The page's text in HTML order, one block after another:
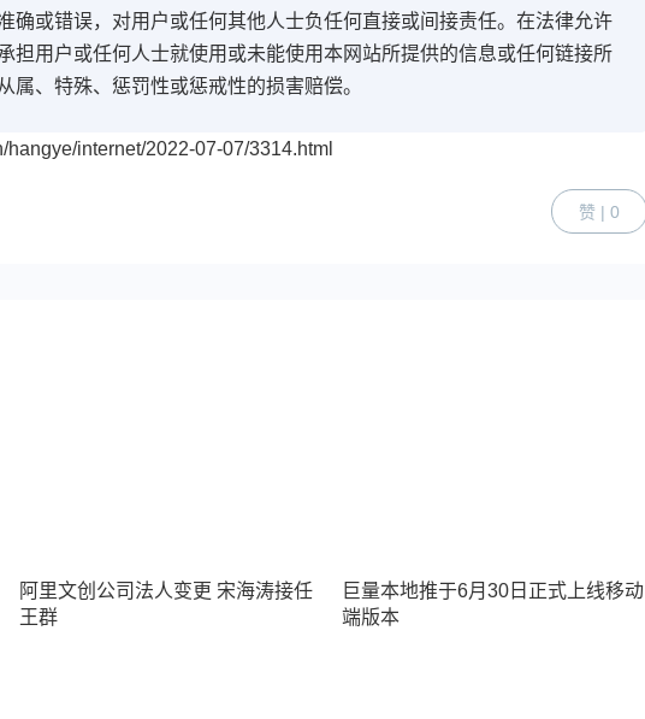
确或错误，对用户或任何其他人士负任何直接或间接责任。在法律允许
担用户或任何人士就使用或未能使用本网站所提供的信息或任何链接所
属、特殊、惩罚性或惩戒性的损害赔偿。
internet/2022-07-07/3314.html
赞 | 0
阿里文创公司法人变更 宋海涛接任
王群
巨量本地推于6月30日正式上线移动
端版本